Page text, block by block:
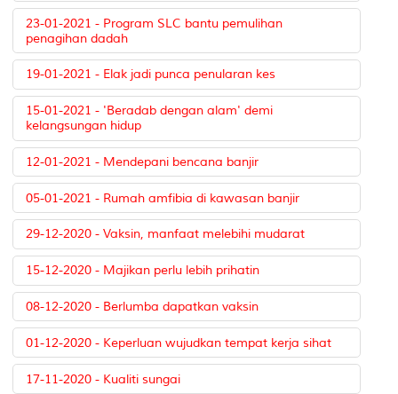
23-01-2021 - Program SLC bantu pemulihan
penagihan dadah
19-01-2021 - Elak jadi punca penularan kes
15-01-2021 - 'Beradab dengan alam' demi
kelangsungan hidup
12-01-2021 - Mendepani bencana banjir
05-01-2021 - Rumah amfibia di kawasan banjir
29-12-2020 - Vaksin, manfaat melebihi mudarat
15-12-2020 - Majikan perlu lebih prihatin
08-12-2020 - Berlumba dapatkan vaksin
01-12-2020 - Keperluan wujudkan tempat kerja sihat
17-11-2020 - Kualiti sungai